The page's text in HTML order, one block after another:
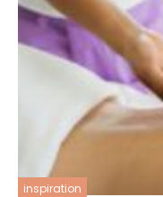
inspiration